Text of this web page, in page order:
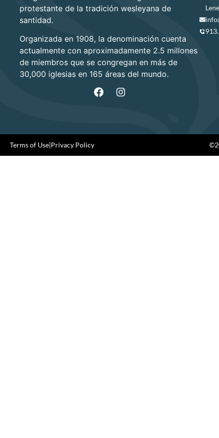
protestante de la tradición wesleyana de
santidad.
Organizada en 1908, la denominación cuenta
actualmente con aproximadamente 2.5 millones
de miembros que se congregan en más de
30,000 iglesias en 165 áreas del mundo.
Terms of Use|Privacy Policy